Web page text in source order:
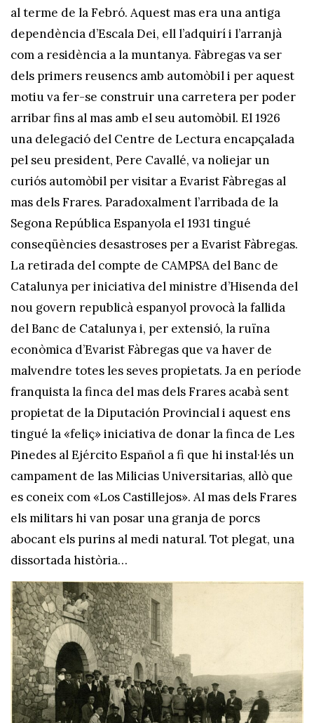
al terme de la Febró. Aquest mas era una antiga
dependència d’Escala Dei, ell l’adquirí i l’arranjà
com a residència a la muntanya. Fàbregas va ser
dels primers reusencs amb automòbil i per aquest
motiu va fer-se construir una carretera per poder
arribar fins al mas amb el seu automòbil. El 1926
una delegació del Centre de Lectura encapçalada
pel seu president, Pere Cavallé, va noliejar un
curiós automòbil per visitar a Evarist Fàbregas al
mas dels Frares. Paradoxalment l’arribada de la
Segona República Espanyola el 1931 tingué
conseqüències desastroses per a Evarist Fàbregas.
La retirada del compte de CAMPSA del Banc de
Catalunya per iniciativa del ministre d’Hisenda del
nou govern republicà espanyol provocà la fallida
del Banc de Catalunya i, per extensió, la ruïna
econòmica d’Evarist Fàbregas que va haver de
malvendre totes les seves propietats. Ja en període
franquista la finca del mas dels Frares acabà sent
propietat de la Diputación Provincial i aquest ens
tingué la «feliç» iniciativa de donar la finca de Les
Pinedes al Ejército Español a fi que hi instal·lés un
campament de las Milicias Universitarias, allò que
es coneix com «Los Castillejos». Al mas dels Frares
els militars hi van posar una granja de porcs
abocant els purins al medi natural. Tot plegat, una
dissortada història…